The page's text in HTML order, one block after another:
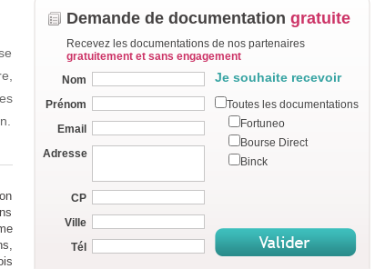
Demande de documentation gratuite
Recevez les documentations de nos partenaires
gratuitement et sans engagement
Nom
Prénom
Email
Adresse
CP
Ville
Tél
Je souhaite recevoir
Toutes les documentations
Fortuneo
Bourse Direct
Binck